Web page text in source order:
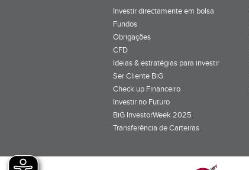
Investir directamente em bolsa
Fundos
Obrigações
CFD
Ideias & estratégias para investir
Ser Cliente BiG
Check up Financeiro
Investir no Futuro
BiG InvestorWeek 2025;
Transferência de Carteiras;